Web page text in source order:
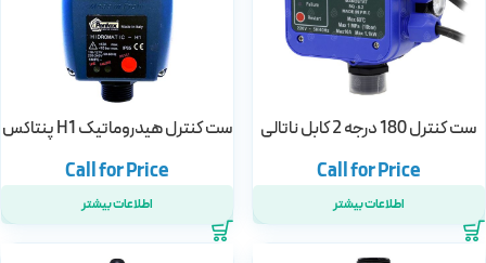
ست کنترل 180 درجه 2 کابل ناتالی
اطلاعات بیشتر
ست کنترل هیدروماتیک H1 پنتاکس
اطلاعات بیشتر